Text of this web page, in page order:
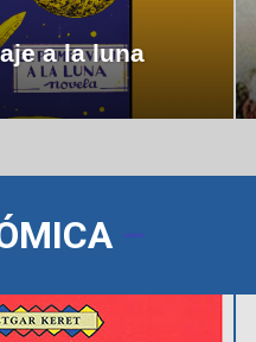
a la luna